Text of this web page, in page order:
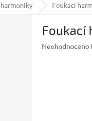
Foukací
Foukací
Průměrné
Neohodnoceno